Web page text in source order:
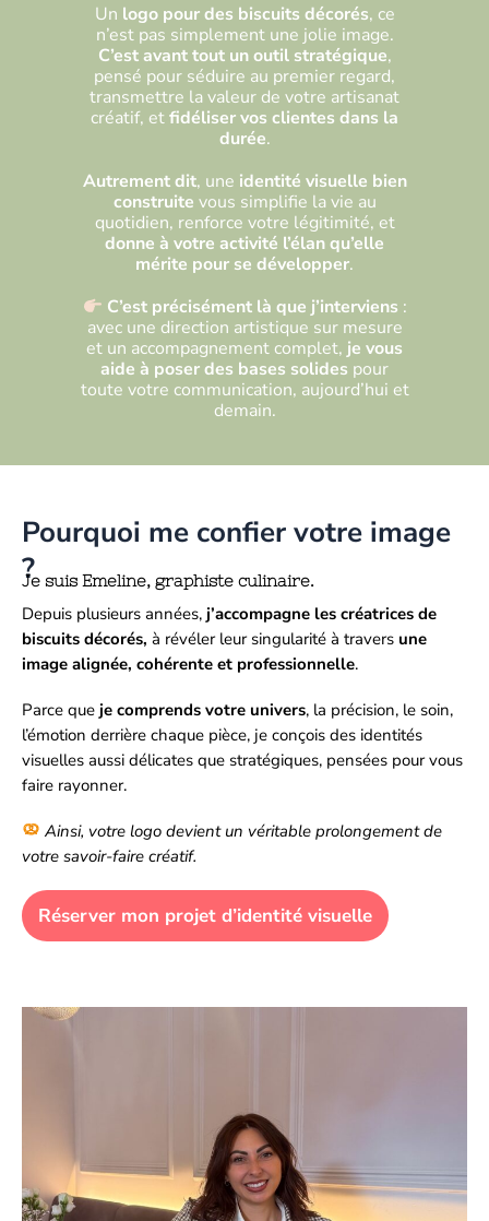
Un logo pour des biscuits décorés, ce
n’est pas simplement une jolie image.
C’est avant tout un outil stratégique,
pensé pour séduire au premier regard,
transmettre la valeur de votre artisanat
créatif, etfidéliser vos clientes dans la
durée.
Autrement dit, une identité visuelle bien
construite vous simplifie la vie au
quotidien, renforce votre légitimité, et
donne à votre activité l’élan qu’elle
mérite pour se développer.
C’est précisément là que j’interviens :
avec une direction artistique sur mesure
et un accompagnement complet,je vous
aide à poser des bases solides pour
toute votre communication, aujourd’hui et
demain.
Pourquoi me confier votre image
?
Je suis Emeline, graphiste culinaire.
Depuis plusieurs années, j’accompagne les créatrices de
biscuits décorés, à révéler leur singularité à travers une
image alignée, cohérente et professionnelle.
Parce que je comprends votre univers, la précision, le soin,
l’émotion derrière chaque pièce, je conçois des identités
visuelles aussi délicates que stratégiques, pensées pour vous
faire rayonner.
Ainsi, votre logo devient un véritable prolongement de
votre savoir-faire créatif.
Réserver mon projet d’identité visuelle